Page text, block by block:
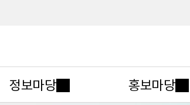
정보마당 홍보마당